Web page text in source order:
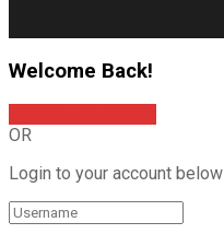
Welcome Back!
OR
Login to your account below